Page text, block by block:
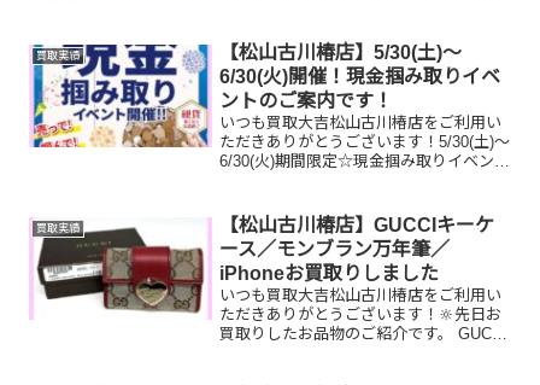
たものや、片手でお持ちいただけるもの
ならお買取りできるお品が...
買取実績
【松山古川椿店】5/30(土)～
6/30(火)開催！現金掴み取りイベ
ントのご案内です！
いつも買取大吉松山古川椿店をご利用い
ただきありがとうございます！5/30(土)～
6/30(火)期間限定☆現金掴み取りイベント
類、テレカ、切手、古銭、現行銭両替は
対...
買取実績
【松山古川椿店】GUCCIキーケ
ース／モンブラン万年筆／
iPhoneお買取りしました
いつも買取大吉松山古川椿店をご利用い
ただきありがとうございます！🔆先日お
買取りしたお品物のご紹介です。 GUCCI